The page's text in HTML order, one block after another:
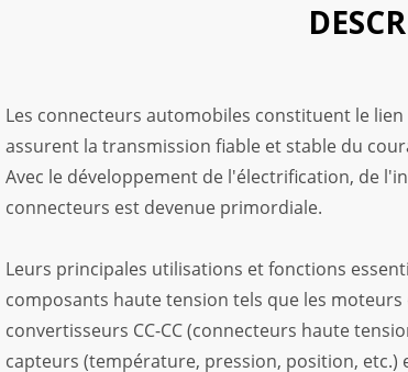
Les connecteurs automobiles constituent le
assurent la transmission fiable et stable du
Avec le développement de l'électrification, de
connecteurs est devenue primordiale.
Leurs principales utilisations et fonctions
composants haute tension tels que les
convertisseurs CC-CC (connecteurs haute
capteurs (température, pression, position, etc.)